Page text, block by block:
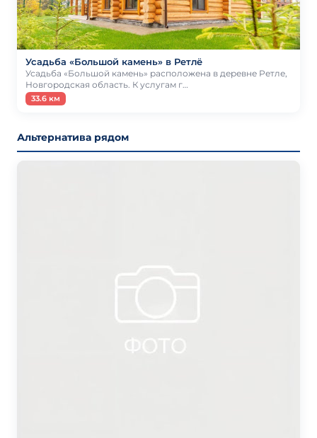
Усадьба «Большой камень» в Ретлё
Усадьба «Большой камень» расположена в деревне Ретле,
Новгородская область. К услугам г…
33.6 км
Альтернатива рядом